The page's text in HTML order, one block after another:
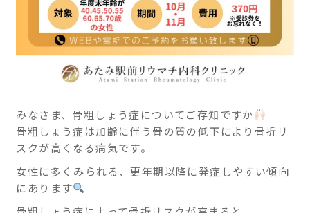
口徒
歩1
分で
みなさま、骨粗しょう症についてご存知ですか
骨粗しょう症は加齢に伴う骨の質の低下により骨折リ
スクが高くなる病気です。
女性に多くみられる、更年期以降に発症しやすい傾向
にあります